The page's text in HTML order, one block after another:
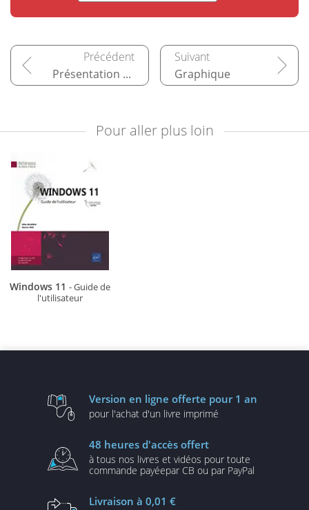
Présentation des données/des cellules Graphique
Pour aller plus loin
Windows 11 - Guide de
l'utilisateur
Version en ligne offerte pour 1 an
pour l'achat d'un livre imprimé
48 heures d'accès offert
à tous nos livres et vidéos pour toute
commande payéepar CB ou par PayPal
Livraison à 0,01 €